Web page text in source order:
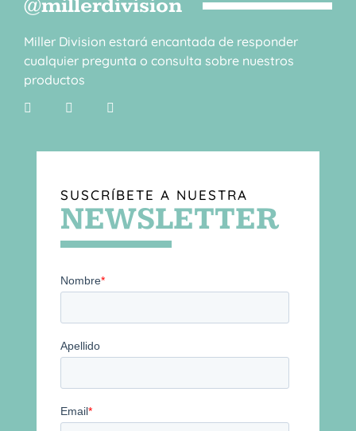
@millerdivision
Miller Division estará encantada de responder
cualquier pregunta o consulta sobre nuestros
productos
SUSCRÍBETE A NUESTRA
NEWSLETTER